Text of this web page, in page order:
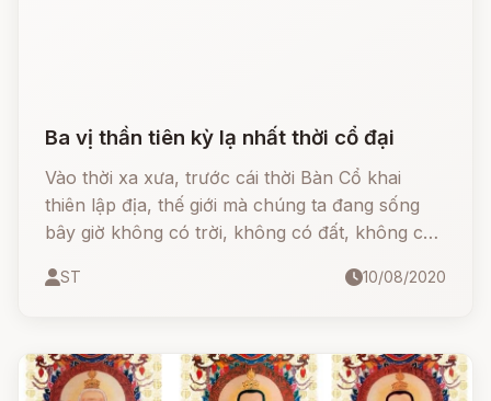
Ba vị thần tiên kỳ lạ nhất thời cổ đại
Vào thời xa xưa, trước cái thời Bàn Cổ khai
thiên lập địa, thế giới mà chúng ta đang sống
bây giờ không có trời, không có đất, không có
có con người, chỉ có những thần tiên bay qua
ST 10/08/2020